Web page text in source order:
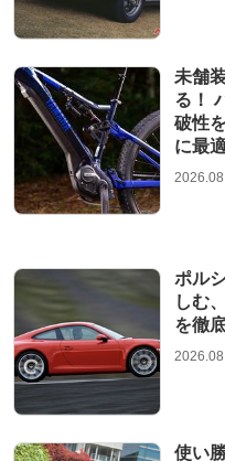
未舗
る！
破性
に最
ポル
しむ
を徹
使い